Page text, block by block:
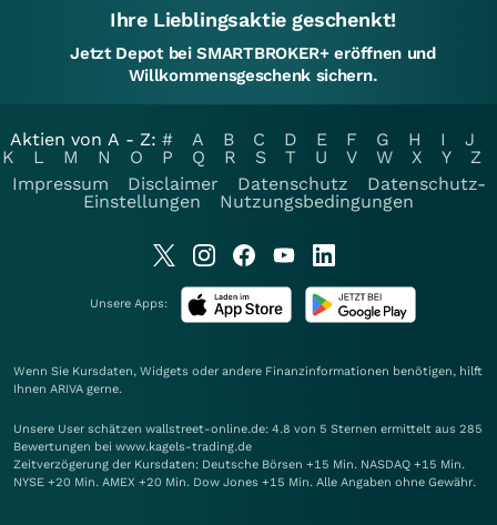
Ihre Lieblingsaktie geschenkt!
Jetzt Depot bei SMARTBROKER+ eröffnen und
Willkommensgeschenk sichern.
Aktien von A - Z: # A B C D E F G H I
J
K
L M N O P Q R S T U V W X Y
Z
Impressum
Disclaimer Datenschutz
Datenschutz-
Einstellungen
Nutzungsbedingungen
Unsere Apps:
Wenn Sie Kursdaten, Widgets oder andere Finanzinformationen benötigen, hilft
Ihnen ARIVA gerne.
Unsere User schätzen wallstreet-online.de: 4.8 von 5 Sternen ermittelt aus 285
Bewertungen bei www.kagels-trading.de
Zeitverzögerung der Kursdaten: Deutsche Börsen +15 Min. NASDAQ +15 Min.
NYSE +20 Min. AMEX +20 Min. Dow Jones +15 Min. Alle Angaben ohne Gewähr.